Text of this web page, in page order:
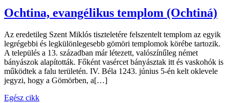
Ochtina, evangélikus templom (Ochtiná)
Az eredetileg Szent Miklós tiszteletére felszentelt templom az egyik
legrégebbi és legkülönlegesebb gömöri templomok körébe tartozik.
A település a 13. században már létezett, valószínűleg német
bányászok alapították. Főként vasércet bányásztak itt és vaskohók is
működtek a falu területén. IV. Béla 1243. június 5-én kelt oklevele
jegyzi, hogy a Gömörben, a[…]
Egész cikk